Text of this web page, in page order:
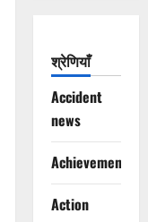
श्रेणियाँ
Accident
news
Achievements
Action